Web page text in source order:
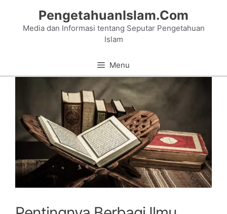
content
PengetahuanIslam.Com
Media dan Informasi tentang Seputar Pengetahuan
Islam
Menu